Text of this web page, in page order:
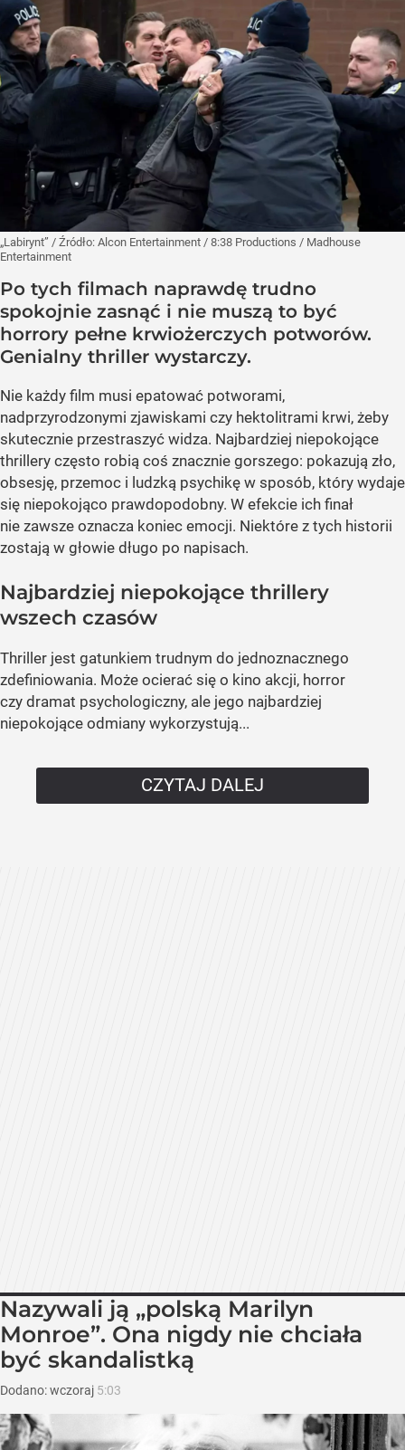
„Labirynt” / Źródło: Alcon Entertainment / 8:38 Productions / Madhouse
Entertainment
Po tych filmach naprawdę trudno
spokojnie zasnąć i nie muszą to być
horrory pełne krwiożerczych potworów.
Genialny thriller wystarczy.
Nie każdy film musi epatować potworami,
nadprzyrodzonymi zjawiskami czy hektolitrami krwi, żeby
skutecznie przestraszyć widza. Najbardziej niepokojące
thrillery często robią coś znacznie gorszego: pokazują zło,
obsesję, przemoc i ludzką psychikę w sposób, który wydaje
się niepokojąco prawdopodobny. W efekcie ich finał
nie zawsze oznacza koniec emocji. Niektóre z tych historii
zostają w głowie długo po napisach.
Najbardziej niepokojące thrillery
wszech czasów
Thriller jest gatunkiem trudnym do jednoznacznego
zdefiniowania. Może ocierać się o kino akcji, horror
czy dramat psychologiczny, ale jego najbardziej
niepokojące odmiany wykorzystują...
CZYTAJ DALEJ
Nazywali ją „polską Marilyn
Monroe”. Ona nigdy nie chciała
być skandalistką
Dodano:wczoraj 5:03